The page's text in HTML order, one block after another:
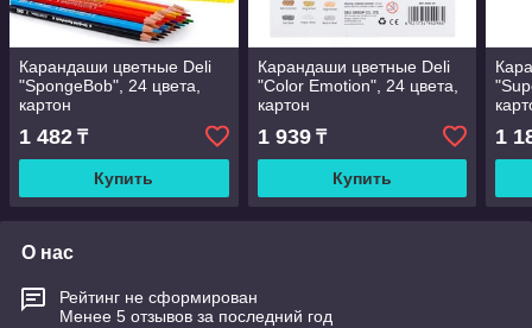
Карандаши цветные Deli
"SpongeBob", 24 цвета,
картон
1 482 ₸
Купить
Карандаши цветные Deli
"Color Emotion", 24 цвета,
картон
1 939₸
Купить
1
О нас
Рейтинг не сформирован
Менее 5 отзывов за последний год